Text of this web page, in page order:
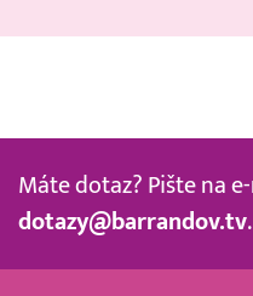
Máte dotaz? Pište na
dotazy@barrandov.tv.